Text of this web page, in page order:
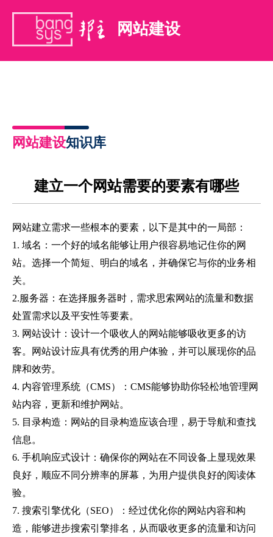
网站建设
网站建设知识库
建立一个网站需要的要素有哪些
网站建立需求一些根本的要素，以下是其中的一局部：
1. 域名：一个好的域名能够让用户很容易地记住你的网
站。选择一个简短、明白的域名，并确保它与你的业务相
关。
2.服务器：在选择服务器时，需求思索网站的流量和数据
处置需求以及平安性等要素。
3. 网站设计：设计一个吸收人的网站能够吸收更多的访
客。网站设计应具有优秀的用户体验，并可以展现你的品
牌和效劳。
4. 内容管理系统（CMS）： CMS能够协助你轻松地管理网
站内容，更新和维护网站。
5. 目录构造：网站的目录构造应该合理，易于导航和查找
信息。
6. 手机响应式设计：确保你的网站在不同设备上显现效果
良好，顺应不同分辨率的屏幕，为用户提供良好的阅读体
验。
7. 搜索引擎优化（SEO）：经过优化你的网站内容和构
造，能够进步搜索引擎排名，从而吸收更多的流量和访问